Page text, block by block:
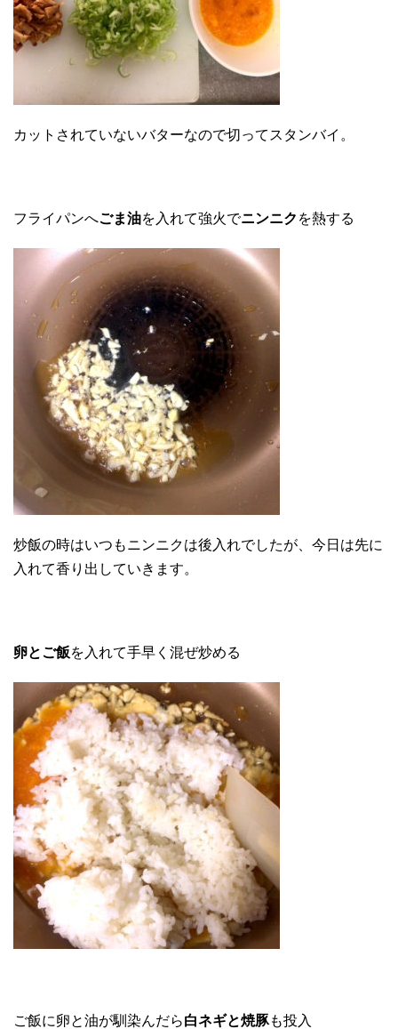
カットされていないバターなので切ってスタンバイ。
フライパンへごま油を入れて強火でニンニク を熱する
炒飯の時はいつもニンニクは後入れでしたが、今日は先に
入れて香り出していきます。
卵とご飯を入れて手早く混ぜ炒める
ご飯に卵と油が馴染んだら白ネギと焼豚も投入